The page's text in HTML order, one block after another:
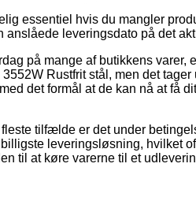
essentiel hvis du mangler
leveringsdato på det
på mange af butikkens varer,
Rustfrit stål, men det tager
det formål at de kan nå at få
tilfælde er det under
leveringsløsning, hvilket
til at køre varerne til et